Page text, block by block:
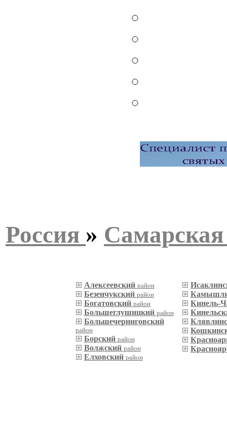
Россия » Самарская
Алексеевский район
Безенчукский район
Богатовский район
Большеглушицкий район
Большечерниговский
район
Борский район
Волжский район
Елховский район
Кинель-